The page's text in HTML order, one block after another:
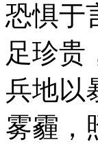
恐惧于
足珍贵
兵地以
雾霾，